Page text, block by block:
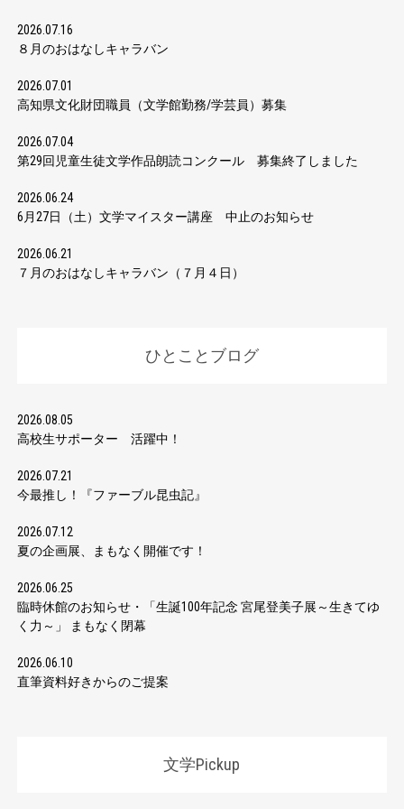
2026.07.16
８月のおはなしキャラバン
2026.07.01
高知県文化財団職員（文学館勤務/学芸員）募集
2026.07.04
第29回児童生徒文学作品朗読コンクール 募集終了しました
2026.06.24
6月27日（土）文学マイスター講座 中止のお知らせ
2026.06.21
７月のおはなしキャラバン（７月４日）
ひとことブログ
2026.08.05
高校生サポーター 活躍中！
2026.07.21
今最推し！『ファーブル昆虫記』
2026.07.12
夏の企画展、まもなく開催です！
2026.06.25
臨時休館のお知らせ・「生誕100年記念 宮尾登美子展～生きてゆ
く力～」 まもなく閉幕
2026.06.10
直筆資料好きからのご提案
文学Pickup